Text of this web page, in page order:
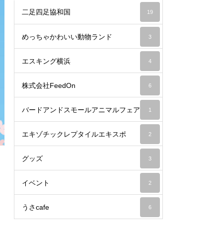
二足四足協和国 19
めっちゃかわいい動物ランド 3
エスキング横浜 4
株式会社FeedOn 6
バードアンドスモールアニマルフェア 1
エキゾチックレプタイルエキスポ 2
グッズ 3
イベント 2
うさcafe 6